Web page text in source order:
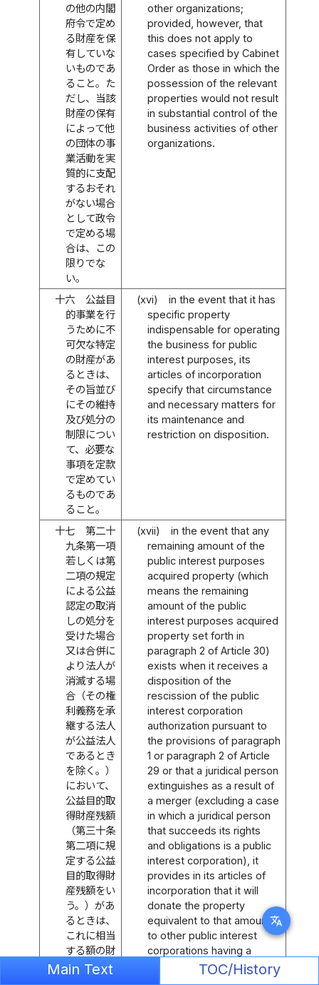
translate
の他の内閣
府令で定め
る財産を保
有していな
いものであ
ること。た
だし、当該
財産の保有
によって他
の団体の事
業活動を実
質的に支配
するおそれ
がない場合
として政令
で定める場
合は、この
限りでな
い。
other organizations;
provided, however, that
this does not apply to
cases specified by Cabinet
Order as those in which the
possession of the relevant
properties would not result
in substantial control of the
business activities of other
organizations.
十六
公益目
的事業を行
うために不
可欠な特定
の財産があ
るときは、
その旨並び
にその維持
及び処分の
制限につい
て、必要な
事項を定款
で定めてい
るものであ
ること。
(xvi)
in the event that it has
specific property
indispensable for operating
the business for public
interest purposes, its
articles of incorporation
specify that circumstance
and necessary matters for
its maintenance and
restriction on disposition.
十七
第二十
九条第一項
若しくは第
二項の規定
による公益
認定の取消
しの処分を
受けた場合
又は合併に
より法人が
消滅する場
合（その権
利義務を承
継する法人
が公益法人
であるとき
を除く。）
において、
公益目的取
得財産残額
（第三十条
第二項に規
定する公益
目的取得財
産残額をい
う。）があ
るときは、
これに相当
する額の財
産を当該公
(xvii)
in the event that any
remaining amount of the
public interest purposes
acquired property (which
means the remaining
amount of the public
interest purposes acquired
property set forth in
paragraph 2 of Article 30)
exists when it receives a
disposition of the
rescission of the public
interest corporation
authorization pursuant to
the provisions of paragraph
1 or paragraph 2 of Article
29 or that a juridical person
extinguishes as a result of
a merger (excluding a case
in which a juridical person
that succeeds its rights
and obligations is a public
interest corporation), it
provides in its articles of
incorporation that it will
donate the property
equivalent to that amount
to other public interest
corporations having a
similar purpose of business
Main Text TOC/History